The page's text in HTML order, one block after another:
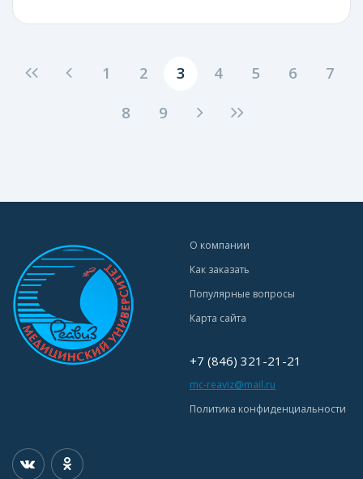
1 2 3 4 5 6
7
8
9
О компании
Как заказать
Популярные вопросы
Карта сайта
+7 (846) 321-21-21
mc-reaviz@mail.ru
Политика конфиденциальности